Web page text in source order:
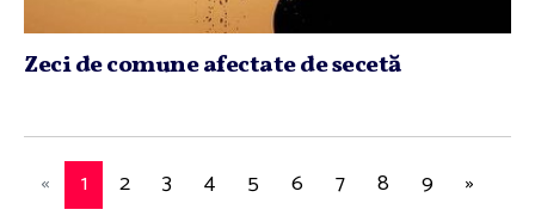
Zeci de comune afectate de secetă
« 1 2 3 4 5 6 7 8 9 »